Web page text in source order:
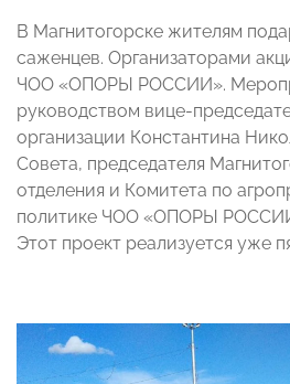
В Магнитогорске жителям
саженцев. Организаторами
ЧОО «ОПОРЫ РОССИИ».
руководством вице-
организации Константина
Совета, председателя
отделения и Комитета по
политике ЧОО «ОПОРЫ
Этот проект реализуется уже